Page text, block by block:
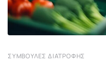
ΣΥΜΒΟΥΛΈΣ ΔΙΑΤΡΟΦΉΣ